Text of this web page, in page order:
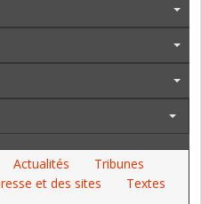
Actualités
Tribunes
et des sites
Textes